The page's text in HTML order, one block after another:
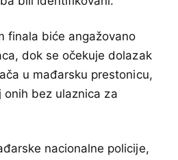
finala biće angažovano
dok se očekuje dolazak
u mađarsku prestonicu,
bez ulaznica za
nacionalne policije,